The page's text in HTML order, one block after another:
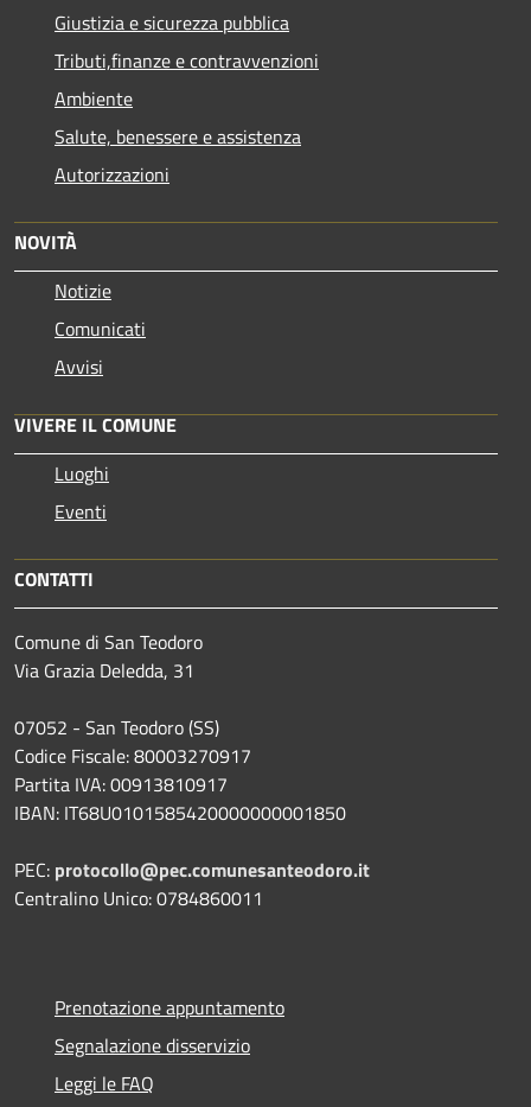
Giustizia e sicurezza pubblica
Tributi,finanze e contravvenzioni
Ambiente
Salute, benessere e assistenza
Autorizzazioni
NOVITÀ
Notizie
Comunicati
Avvisi
VIVERE IL COMUNE
Luoghi
Eventi
CONTATTI
Comune di San Teodoro
Via Grazia Deledda, 31
07052 - San Teodoro (SS)
Codice Fiscale: 80003270917
Partita IVA: 00913810917
IBAN: IT68U0101585420000000001850
PEC: protocollo@pec.comunesanteodoro.it
Centralino Unico: 0784860011
Prenotazione appuntamento
Segnalazione disservizio
Leggi le FAQ